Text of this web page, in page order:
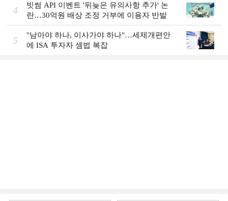
4
빗썸 API 이벤트 '뒤늦은 유의사항 추가' 논
란…30억원 배상 조정 거부에 이용자 반발
5
"남아야 하나, 이사가야 하나"…세제개편안
에 ISA 투자자 셈법 복잡